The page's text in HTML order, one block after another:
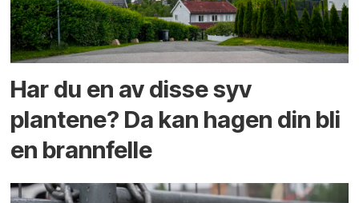
Har du en av disse syv
plantene? Da kan hagen din bli
en brannfelle